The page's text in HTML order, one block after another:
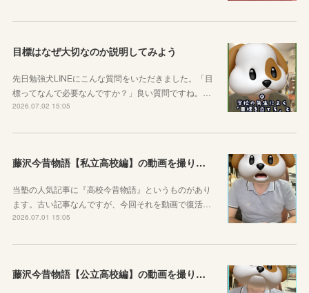
目標はなぜ大切なのか説明してみよう
先日勉強犬LINEにこんな質問をいただきました。「目
標ってなんで必要なんですか？」良い質問ですね。…
2026.07.02 15:05
藤沢今昔物語【私立高校編】の動画を撮りました！
当塾の人気記事に『高校今昔物語』というものがあり
ます。古い記事なんですが、今回それを動画で復活…
2026.07.01 15:05
藤沢今昔物語【公立高校編】の動画を撮りました！